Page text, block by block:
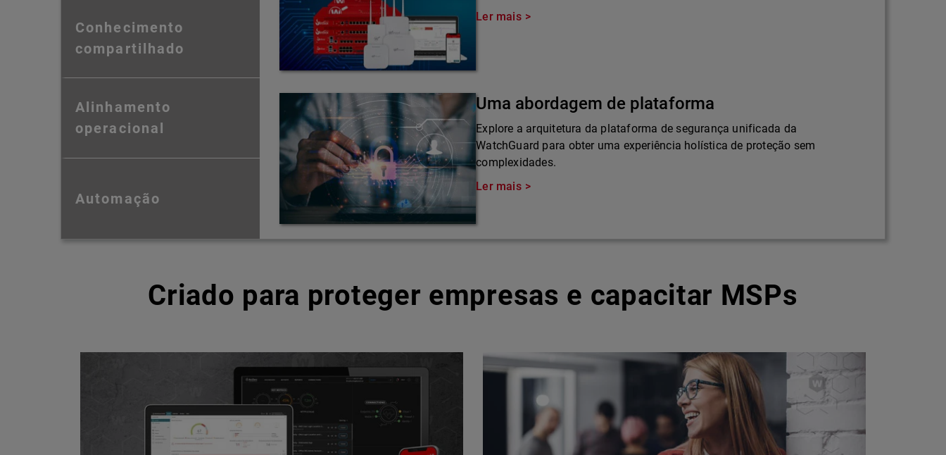
Conhecimento
compartilhado
Alinhamento
operacional
Automação
Ler mais
Uma abordagem de plataforma
Explore a arquitetura da plataforma de segurança unificada da
WatchGuard para obter uma experiência holística de proteção sem
complexidades.
Ler mais
Criado para proteger empresas e capacitar MSPs